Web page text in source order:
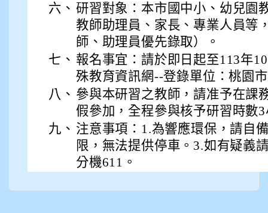
六、 研習對象：本市國中小、幼兒園
教師助理員、家長、專業人員等
師、助理員優先錄取）。
七、 報名事宜：請於即日起至113年
殊教育資訊網--登錄單位：桃園
八、 參與本研習之教師，請准予在課
假參加，全程參與核予研習時數
九、 注意事項：1.為響應環保，請自
限，無法提供停車。3.如有疑義
分機611。